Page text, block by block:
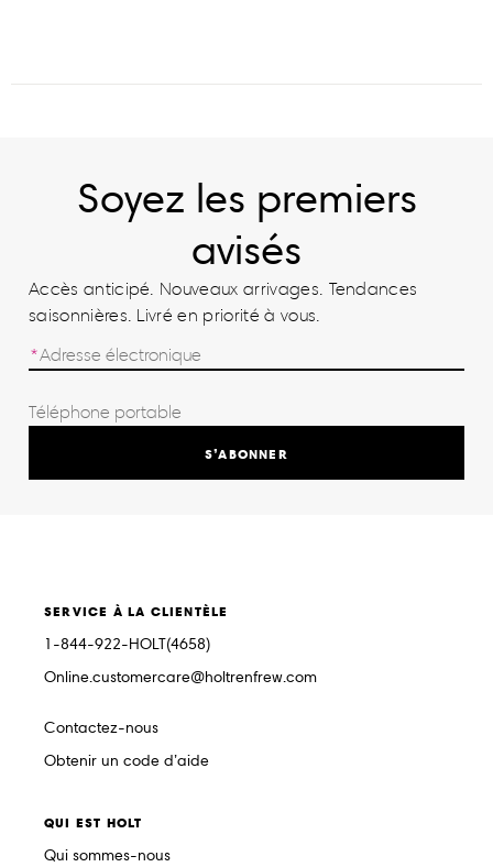
Soyez les premiers
avisés
Accès anticipé. Nouveaux arrivages. Tendances
saisonnières. Livré en priorité à vous.
S’ABONNER
SERVICE À LA CLIENTÈLE
1-844-922-HOLT(4658)
Online.customercare@holtrenfrew.com
Contactez-nous
Obtenir un code d’aide
QUI EST HOLT
Qui sommes-nous